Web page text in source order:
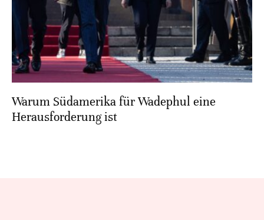
Warum Südamerika für Wadephul eine
Herausforderung ist